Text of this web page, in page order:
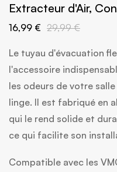
Extracteur d'Air,
16,99 € 29,99 €
Le tuyau d'évacuation
l'accessoire
les odeurs de votre
linge. Il est fabriqué en
qui le rend solide et
ce qui facilite son
Compatible avec les